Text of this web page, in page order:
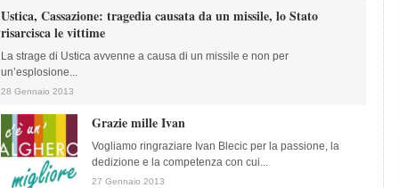
Ustica, Cassazione: tragedia causata da un missile, lo Stato
risarcisca le vittime
La strage di Ustica avvenne a causa di un missile e non per
un’esplosione...
28 Gennaio 2013
Grazie mille Ivan
Vogliamo ringraziare Ivan Blecic per la passione, la
dedizione e la competenza con cui...
27 Gennaio 2013